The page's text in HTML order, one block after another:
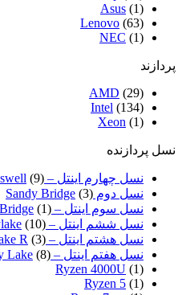
Asus (1)
Lenovo (63)
NEC (1)
پردازند
AMD (29)
Intel (134)
Xeon (1)
نسل پردازنده
نسل چهارم اینتل – Haswell (9)
نسل دوم Sandy Bridge (3)
نسل سوم اینتل – Ivy Bridge (1)
نسل ششم اینتل – Skylake (10)
نسل هشتم اینتل – Kaby Lake R (3)
نسل هفتم اینتل – Kaby Lake (8)
Ryzen 4000U (1)
Ryzen 5 (1)